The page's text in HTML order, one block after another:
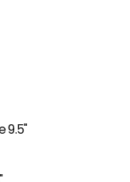
9.5"